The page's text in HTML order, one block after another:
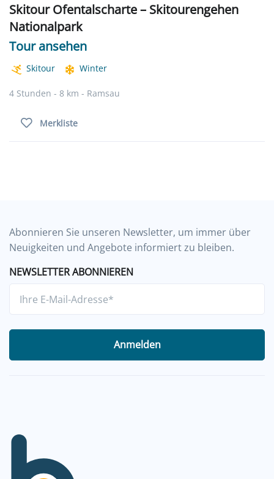
Skitour Ofentalscharte – Skitourengehen
Nationalpark
Tour ansehen
Skitour Winter
4 Stunden - 8 km - Ramsau
Merkliste
Abonnieren Sie unseren Newsletter, um immer über
Neuigkeiten und Angebote informiert zu bleiben.
NEWSLETTER ABONNIEREN
Anmelden